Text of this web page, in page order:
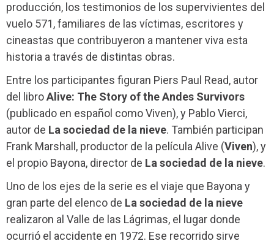
producción, los testimonios de los supervivientes del
vuelo 571, familiares de las víctimas, escritores y
cineastas que contribuyeron a mantener viva esta
historia a través de distintas obras.
Entre los participantes figuran Piers Paul Read, autor
del libroAlive: The Story of the Andes Survivors
(publicado en español como Viven), y Pablo Vierci,
autor de La sociedad de la nieve. También participan
Frank Marshall, productor de la película Alive (Viven), y
el propio Bayona, director de La sociedad de la nieve.
Uno de los ejes de la serie es el viaje que Bayona y
gran parte del elenco de La sociedad de la nieve
realizaron al Valle de las Lágrimas, el lugar donde
ocurrió el accidente en 1972. Ese recorrido sirve